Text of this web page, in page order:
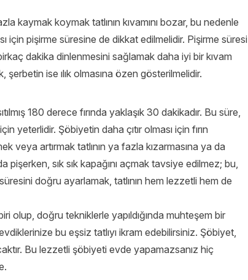
kaymak koymak tatlının kıvamını bozar, bu nedenle
için pişirme süresine de dikkat edilmelidir. Pişirme süresi
dakika dinlenmesini sağlamak daha iyi bir kıvam
şerbetin ise ılık olmasına özen gösterilmelidir.
180 derece fırında yaklaşık 30 dakikadır. Bu süre,
yeterlidir. Şöbiyetin daha çıtır olması için fırın
veya artırmak tatlının ya fazla kızarmasına ya da
pişerken, sık sık kapağını açmak tavsiye edilmez; bu,
doğru ayarlamak, tatlının hem lezzetli hem de
olup, doğru tekniklerle yapıldığında muhteşem bir
bu eşsiz tatlıyı ikram edebilirsiniz. Şöbiyet,
Bu lezzetli şöbiyeti evde yapamazsanız hiç